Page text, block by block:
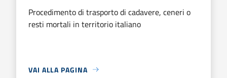
Procedimento di trasporto di cadavere, ceneri o
resti mortali in territorio italiano
VAI ALLA PAGINA